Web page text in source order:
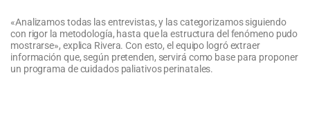
«Analizamos todas las entrevistas, y las categorizamos siguiendo
con rigor la metodología, hasta que la estructura del fenómeno pudo
mostrarse», explica Rivera. Con esto, el equipo logró extraer
información que, según pretenden, servirá como base para proponer
un programa de cuidados paliativos perinatales.